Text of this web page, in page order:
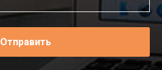
Отправить